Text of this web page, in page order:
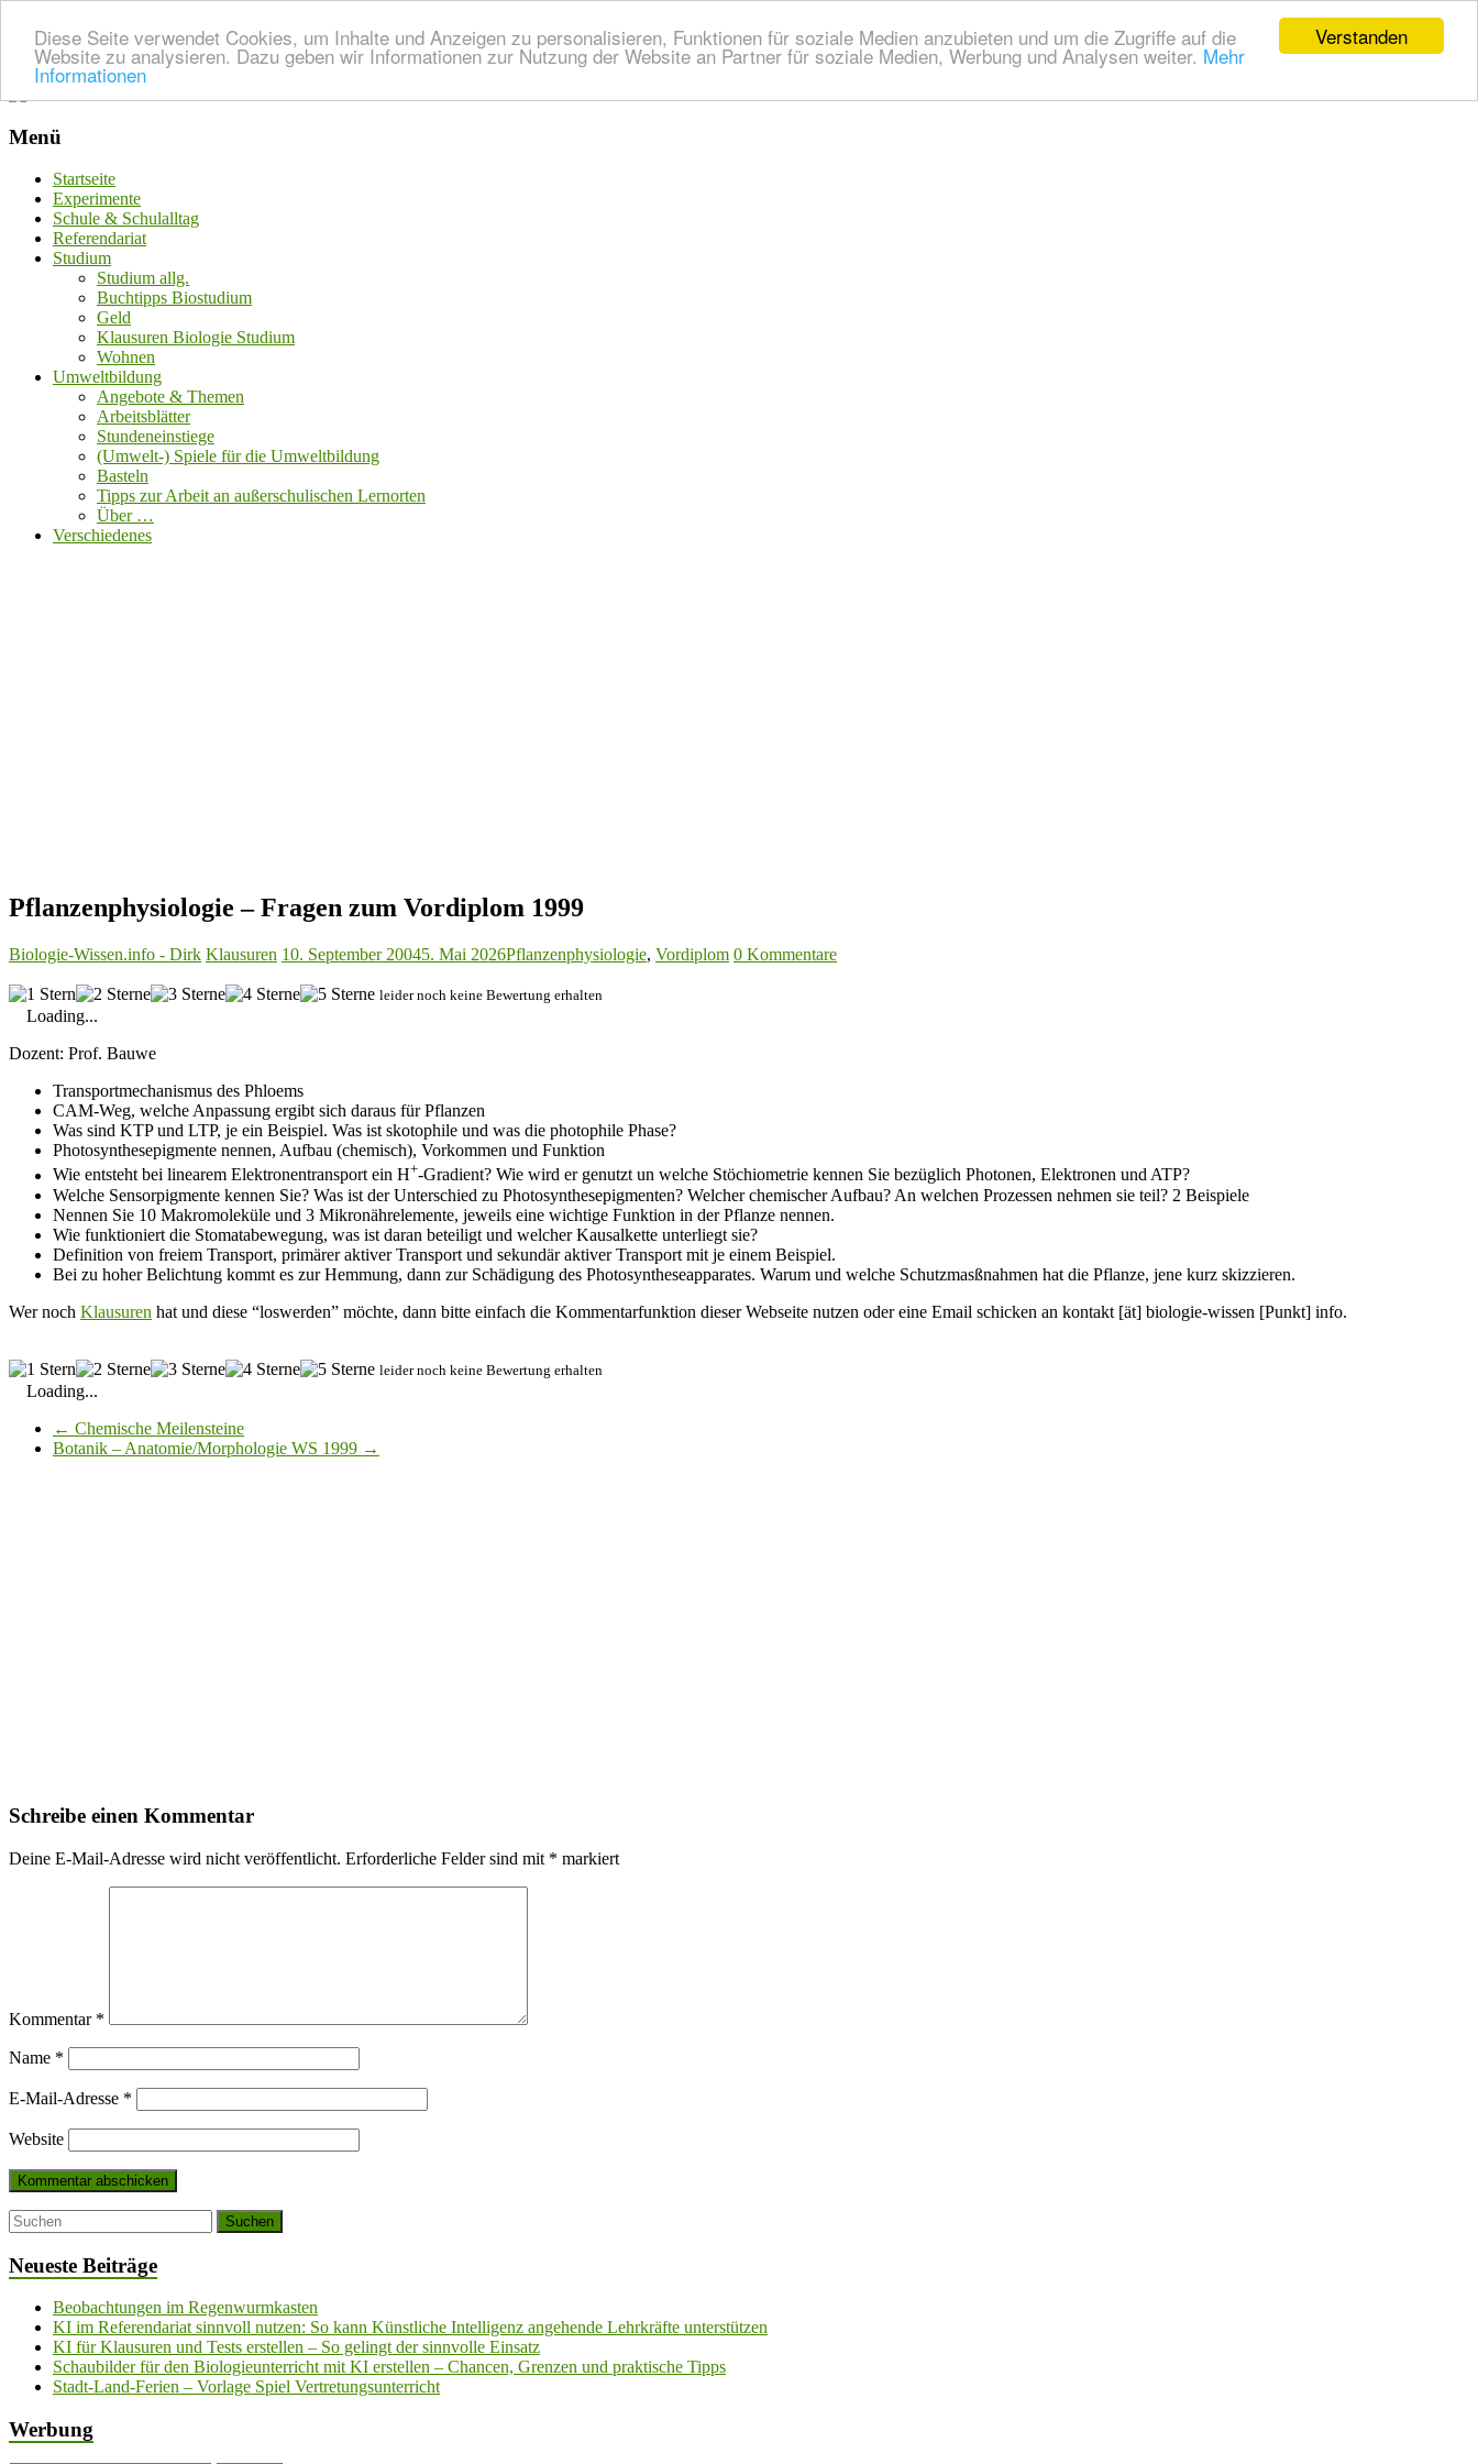
Verstanden
Diese Seite verwendet Cookies, um Inhalte und Anzeigen zu personalisieren, Funktionen für soziale Medien anzubieten und um die Zugriffe auf die
Website zu analysieren. Dazu geben wir Informationen zur Nutzung der Website an Partner für soziale Medien, Werbung und Analysen weiter. Mehr
Informationen
Menü
Startseite
Experimente
Schule & Schulalltag
Referendariat
Studium
Studium allg.
Buchtipps Biostudium
Geld
Klausuren Biologie Studium
Wohnen
Umweltbildung
Angebote & Themen
Arbeitsblätter
Stundeneinstiege
(Umwelt-) Spiele für die Umweltbildung
Basteln
Tipps zur Arbeit an außerschulischen Lernorten
Über …
Verschiedenes
Pflanzenphysiologie – Fragen zum Vordiplom 1999
Biologie-Wissen.info - Dirk Klausuren 10. September 20045. Mai 2026Pflanzenphysiologie, Vordiplom 0 Kommentare
leider noch keine Bewertung erhalten
Loading...
Dozent: Prof. Bauwe
Transportmechanismus des Phloems
CAM-Weg, welche Anpassung ergibt sich daraus für Pflanzen
Was sind KTP und LTP, je ein Beispiel. Was ist skotophile und was die photophile Phase?
Photosynthesepigmente nennen, Aufbau (chemisch), Vorkommen und Funktion
Wie entsteht bei linearem Elektronentransport ein H+-Gradient? Wie wird er genutzt un welche Stöchiometrie kennen Sie bezüglich Photonen, Elektronen und ATP?
Welche Sensorpigmente kennen Sie? Was ist der Unterschied zu Photosynthesepigmenten? Welcher chemischer Aufbau? An welchen Prozessen nehmen sie teil? 2 Beispiele
Nennen Sie 10 Makromoleküle und 3 Mikronährelemente, jeweils eine wichtige Funktion in der Pflanze nennen.
Wie funktioniert die Stomatabewegung, was ist daran beteiligt und welcher Kausalkette unterliegt sie?
Definition von freiem Transport, primärer aktiver Transport und sekundär aktiver Transport mit je einem Beispiel.
Bei zu hoher Belichtung kommt es zur Hemmung, dann zur Schädigung des Photosyntheseapparates. Warum und welche Schutzmasßnahmen hat die Pflanze, jene kurz skizzieren.
Wer noch Klausuren hat und diese “loswerden” möchte, dann bitte einfach die Kommentarfunktion dieser Webseite nutzen oder eine Email schicken an kontakt [ät] biologie-wissen [Punkt] info.
leider noch keine Bewertung erhalten
Loading...
← Chemische Meilensteine
Botanik – Anatomie/Morphologie WS 1999 →
Schreibe einen Kommentar
Deine E-Mail-Adresse wird nicht veröffentlicht. Erforderliche Felder sind mit * markiert
Kommentar *
Name *
E-Mail-Adresse *
Website
Neueste Beiträge
Beobachtungen im Regenwurmkasten
KI im Referendariat sinnvoll nutzen: So kann Künstliche Intelligenz angehende Lehrkräfte unterstützen
KI für Klausuren und Tests erstellen – So gelingt der sinnvolle Einsatz
Schaubilder für den Biologieunterricht mit KI erstellen – Chancen, Grenzen und praktische Tipps
Stadt-Land-Ferien – Vorlage Spiel Vertretungsunterricht
Werbung